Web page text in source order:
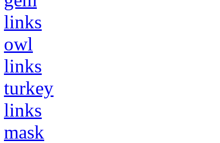
links
owl
links
turkey
links
mask